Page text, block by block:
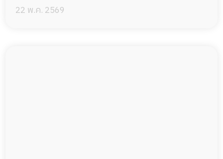
22 พ.ค. 2569